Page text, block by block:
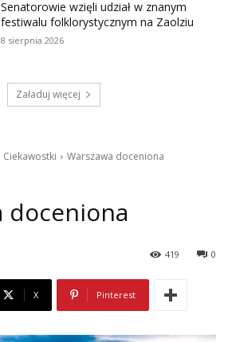
Senatorowie wzięli udział w znanym
festiwalu folklorystycznym na Zaolziu
8 sierpnia 2026
Załaduj więcej